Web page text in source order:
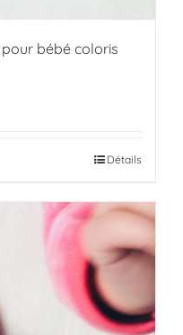
pour bébé coloris
Détails